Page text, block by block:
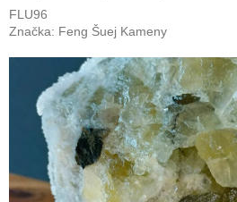
FLU96
Značka: Feng Šuej Kameny